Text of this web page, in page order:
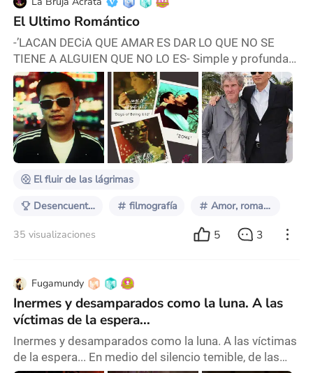
El Ultimo Romántico
-’LACAN DECiA QUE AMAR ES DAR LO QUE NO SE
TIENE A ALGUIEN QUE NO LO ES- Simple y profunda
reflexión del aparente inevitable absurdo que encierra
a la tragedia romántica; Un calce perfecto en el
enfoque narrativo y la dinámica de los personajes de
este director oriundo de la República popular China;
Quien en aparente obsesión con la nostalgia nos
presenta un fascinante universo plagado de luces de
El fluir de las lágrimas
Desencuentros Amorosos filmografía Amor, romance, idealización
35 visualizaciones 5 3
Fugamundy
Inermes y desamparados como la luna. A las
víctimas de la espera...
Inermes y desamparados como la luna. A las víctimas
de la espera... En medio del silencio temible, de las